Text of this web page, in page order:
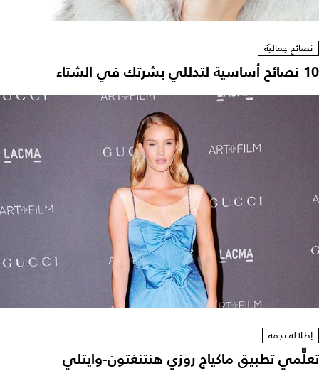
نصائح جماليّة
10 نصائح أساسية لتدللي بشرتك في الشتاء
إطلالة نجمة
تعلّّمي تطبيق ماكياج روزي هنتنغتون-وايتلي